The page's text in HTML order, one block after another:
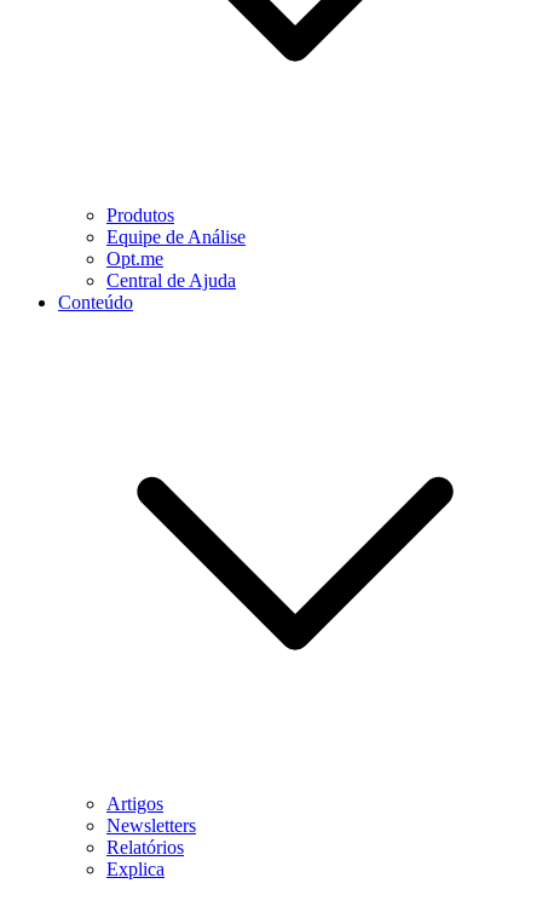
Produtos
Equipe de Análise
Opt.me
Central de Ajuda
Conteúdo
Artigos
Newsletters
Relatórios
Explica